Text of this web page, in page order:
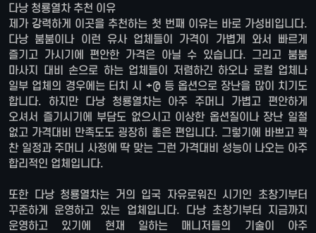
다낭 청룡열차 추천 이유
제가 강력하게 이곳을 추천하는 첫 번째 이유는 바로 가성비입니다.
다낭 붐붐이나 이런 유사 업체들이 가격이 가볍게 와서 빠르게
즐기고 가시기에 편안한 가격은 아닐 수 있습니다. 그리고 붐붐
마사지 대비 손으로 하는 업체들이 저렴하긴 하오나 로컬 업체나
일부 업체의 경우에는 터치 시 +@ 등 옵션으로 장난을 많이 치기도
합니다. 하지만 다낭 청룡열차는 아주 주머니 가볍고 편안하게
오셔서 즐기시기에 부담도 없으시고 이상한 옵션질이나 장난 일절
없고 가격대비 만족도도 굉장히 좋은 편입니다. 그렇기에 바쁘고 꽉
찬 일정과 주머니 사정에 딱 맞는 그런 가격대비 성능이 나오는 아주
합리적인 업체입니다.
또한 다낭 청룡열차는 거의 입국 자유로워진 시기인 초창기부터
꾸준하게 운영하고 있는 업체입니다. 다낭 초창기부터 지금까지
운영하고 있기에 현재 일하는 매니저들의 기술이 아주